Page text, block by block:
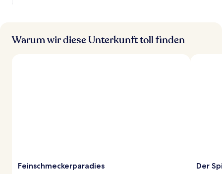
Warum wir diese Unterkunft toll finden
Feinschmeckerparadies Der